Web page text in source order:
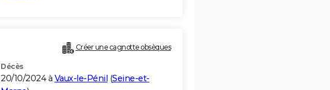
Créer une cagnotte obsèques
Décès
20/10/2024 à Vaux-le-Pénil (Seine-et-